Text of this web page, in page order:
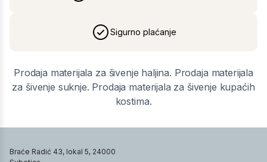
Sigurno plaćanje
Prodaja materijala za šivenje haljina. Prodaja materijala
za šivenje suknje. Prodaja materijala za šivenje kupaćih
kostima.
Braće Radić 43, lokal 5, 24000